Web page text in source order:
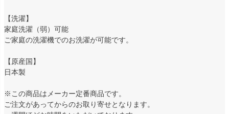
【洗濯】
家庭洗濯（弱）可能
ご家庭の洗濯機でのお洗濯が可能です。
【原産国】
日本製
※この商品はメーカー定番商品です。
ご注文があってからのお取り寄せとなります。